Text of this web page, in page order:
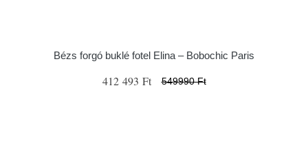
Bézs forgó buklé fotel Elina – Bobochic Paris
412 493 Ft 549990 Ft